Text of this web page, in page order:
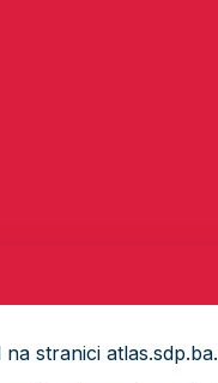
stranici atlas.sdp.ba.